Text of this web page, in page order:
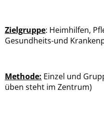
Zielgruppe: Heimhilfen,
Gesundheits-und
Methode: Einzel und
üben steht im Zentrum)